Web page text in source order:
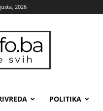
2026
POLITIKA